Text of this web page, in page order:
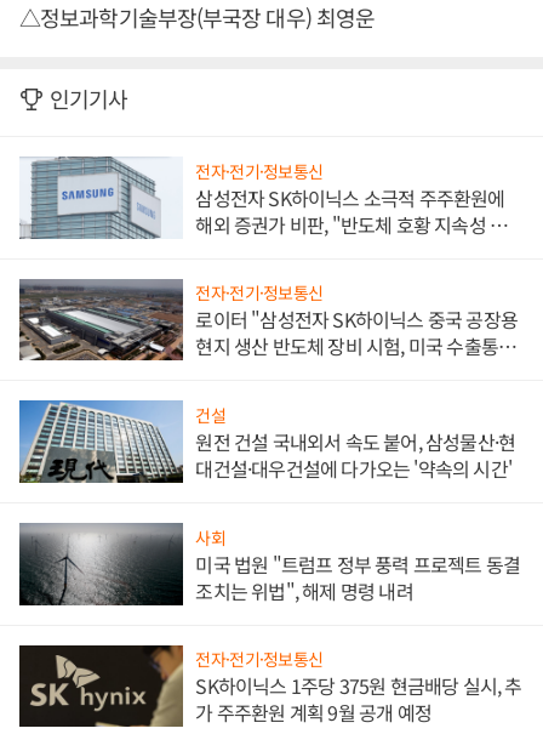
△정보과학기술부장(부국장 대우) 최영운
인기기사
전자·전기·정보통신
삼성전자 SK하이닉스 소극적 주주환원에
해외 증권가 비판, "반도체 호황 지속성 의
전자·전기·정보통신
로이터 "삼성전자 SK하이닉스 중국 공장용
현지 생산 반도체 장비 시험, 미국 수출통제
건설
원전 건설 국내외서 속도 붙어, 삼성물산·현
대건설·대우건설에 다가오는 '약속의 시간'
사회
미국 법원 "트럼프 정부 풍력 프로젝트 동결
조치는 위법", 해제 명령 내려
전자·전기·정보통신
SK하이닉스 1주당 375원 현금배당 실시, 추
가 주주환원 계획 9월 공개 예정